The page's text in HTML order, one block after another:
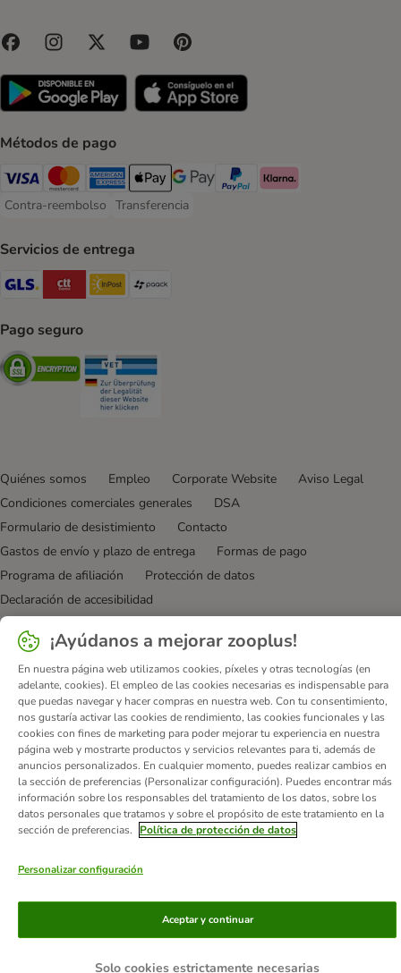
Métodos de pago
Visa Payment Method
Mastercard Payment Method
American Express Payment Method
Apple Pay Payment Method
Google Pay Payment Method
PayPal Payment Method
Klarna Payment Method
Contra-reembolso
Contra-reembolso Payment Method
Transferencia
Transferencia Payment Method
Servicios de entrega
GLS Shipping Method
CTTExpress Shipping Method
InPost Shipping Method
Pago seguro
Security
Quiénes somos Empleo Corporate Website
Aviso Legal
Condiciones comerciales generales
DSA
Formulario de desistimiento
Contacto
Gastos de envío y plazo de entrega
Formas de pago
Programa de afiliación
Protección de datos
Declaración de accesibilidad
© zooplus SE 2026
¡Ayúdanos a mejorar zooplus!
En nuestra página web utilizamos cookies, píxeles y otras tecnologías (en
adelante, cookies). El empleo de las cookies necesarias es indispensable para
que puedas navegar y hacer compras en nuestra web. Con tu consentimiento,
nos gustaría activar las cookies de rendimiento, las cookies funcionales y las
cookies con fines de marketing para poder mejorar tu experiencia en nuestra
página web y mostrarte productos y servicios relevantes para ti, además de
anuncios personalizados. En cualquier momento, puedes realizar cambios en
la sección de preferencias (Personalizar configuración). Puedes encontrar más
información sobre los responsables del tratamiento de los datos, sobre los
datos personales que tratamos y sobre el propósito de este tratamiento en la
sección de preferencias.
Política de protección de datos
Personalizar configuración
Solo cookies estrictamente necesarias
Aceptar y continuar